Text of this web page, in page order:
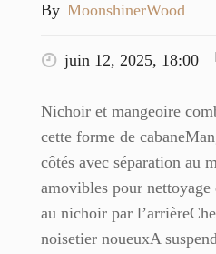
By MoonshinerWood
juin 12, 2025, 18:00
Nichoir et mangeoire
cette forme de
côtés avec séparation au
amovibles pour nettoyage
au nichoir par
noisetier noueuxA